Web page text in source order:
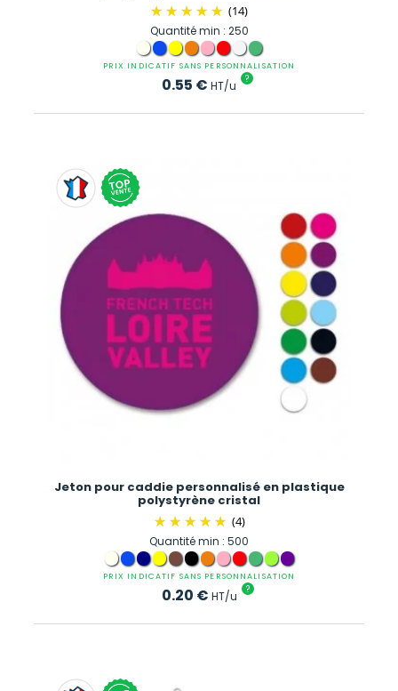
(14)
Quantité min : 250
PRIX INDICATIF SANS PERSONNALISATION
0.55 € HT/u ?
Jeton pour caddie personnalisé en plastique
polystyrène cristal
(4)
Quantité min : 500
PRIX INDICATIF SANS PERSONNALISATION
0.20 € HT/u ?